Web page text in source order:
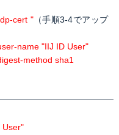
cert "（手順3-4でアップ
name "IIJ ID User"
method sha1
User"